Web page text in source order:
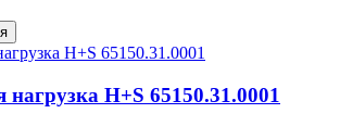
нагрузка H+S 65150.31.0001